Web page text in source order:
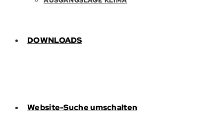
DOWNLOADS
Website-Suche umschalten